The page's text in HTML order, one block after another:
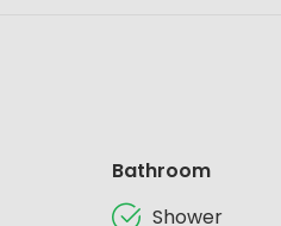
Bathroom
Shower